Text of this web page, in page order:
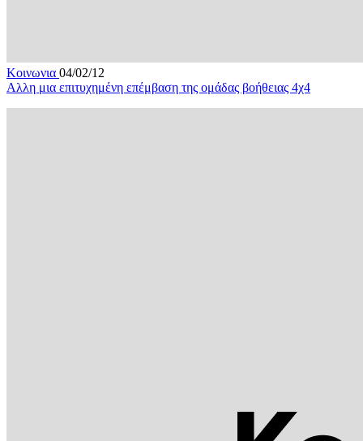
Κοινωνια 04/02/12
Αλλη μια επιτυχημένη επέμβαση της ομάδας βοήθειας 4χ4